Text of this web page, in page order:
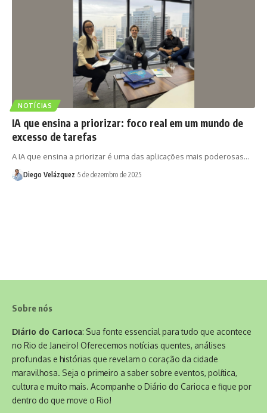
NOTÍCIAS
IA que ensina a priorizar: foco real em um mundo de
excesso de tarefas
A IA que ensina a priorizar é uma das aplicações mais poderosas…
Diego Velázquez 5 de dezembro de 2025
Sobre nós
Diário do Carioca: Sua fonte essencial para tudo que acontece
no Rio de Janeiro! Oferecemos notícias quentes, análises
profundas e histórias que revelam o coração da cidade
maravilhosa. Seja o primeiro a saber sobre eventos, política,
cultura e muito mais. Acompanhe o Diário do Carioca e fique por
dentro do que move o Rio!